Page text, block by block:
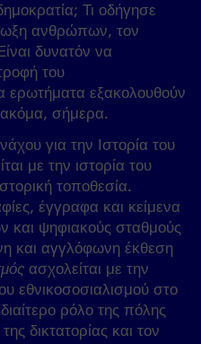
Τι οδήγησε
ανθρώπων, τον
δυνατόν να
του
ερωτήματα εξακολουθούν
σήμερα.
για την Ιστορία του
με την ιστορία του
τοποθεσία.
έγγραφα και κείμενα
και ψηφιακούς σταθμούς
και αγγλόφωνη έκθεση
ασχολείται με την
εθνικοσοσιαλισμού στο
ρόλο της πόλης
δικτατορίας και τον